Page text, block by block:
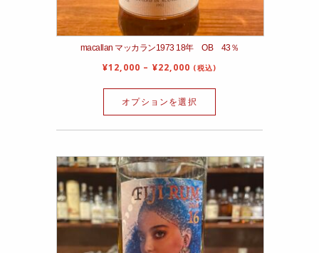
macallan マッカラン1973 18年 OB 43％
¥12,000 – ¥22,000 (税込)
オプションを選択